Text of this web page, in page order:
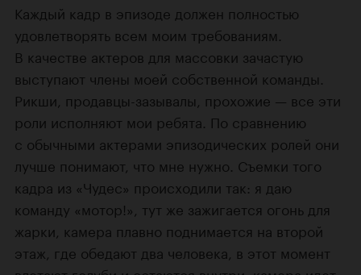
Каждый кадр в эпизоде должен полностью
удовлетворять всем моим требованиям.
В качестве актеров для массовки зачастую
выступают члены моей собственной команды.
Рикши, продавцы-зазывалы, прохожие — все эти
роли исполняют мои ребята. По сравнению
с обычными актерами эпизодических ролей они
лучше понимают, что мне нужно. Съемки того
кадра из «Чудес» происходили так: я даю
команду «мотор!», тут же зажигается огонь для
жарки, камера плавно поднимается на второй
этаж, где обедают два человека, в этот момент